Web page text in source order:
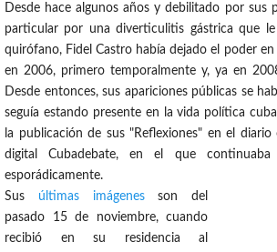
Desde hace algunos años y debilitado por sus
particular por una diverticulitis gástrica que
quirófano, Fidel Castro había dejado el poder
en 2006, primero temporalmente y, ya en
Desde entonces, sus apariciones públicas se
seguía estando presente en la vida política
la publicación de sus "Reflexiones" en el
digital Cubadebate, en el que continuaba
esporádicamente.
Sus últimas imágenesson del
pasado 15 de noviembre, cuando
recibió en su residencia al